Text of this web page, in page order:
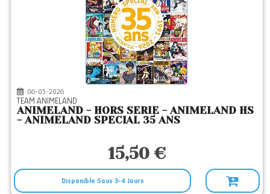
06-05-2026
TEAM ANIMELAND
ANIMELAND - HORS SERIE - ANIMELAND HS
- ANIMELAND SPECIAL 35 ANS
15,50 €
Disponible Sous 3-4 Jours